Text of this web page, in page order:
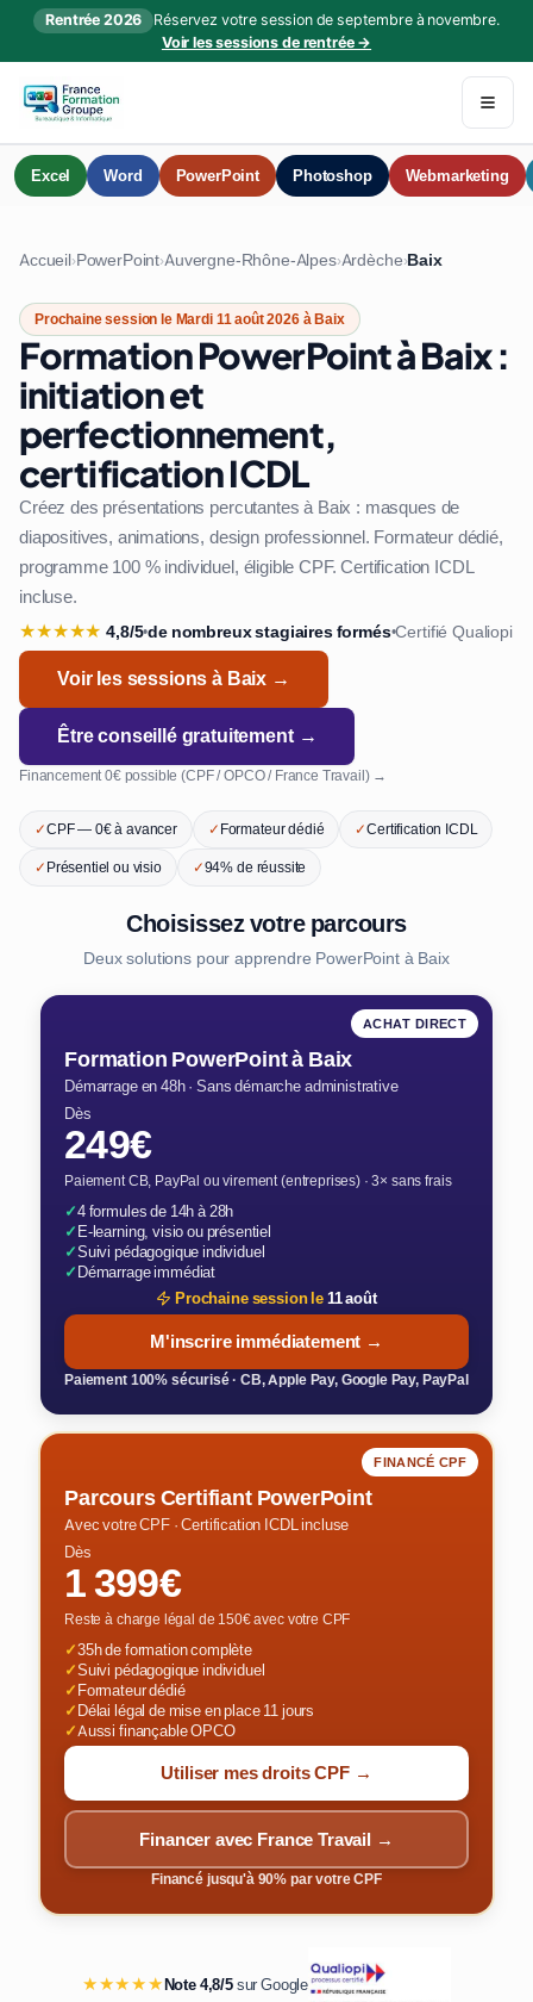
Rentrée 2026
Réservez votre session de septembre à novembre.
Voir les sessions de rentrée →
Excel Word PowerPoint Photoshop Webmarketing
Accueil›PowerPoint›Auvergne-Rhône-Alpes›Ardèche›Baix
Prochaine session le Mardi 11 août 2026 à Baix
Formation PowerPoint à Baix :
initiation et
perfectionnement,
certification ICDL
Créez des présentations percutantes à Baix : masques de
diapositives, animations, design professionnel. Formateur dédié,
programme 100 % individuel, éligible CPF. Certification ICDL
incluse.
★★★★★ 4,8/5•de nombreux stagiaires formés•Certifié Qualiopi
Voir les sessions à Baix →
Être conseillé gratuitement →
Financement 0€ possible (CPF / OPCO / France Travail) →
✓CPF — 0€ à avancer ✓Formateur dédié ✓Certification ICDL
✓Présentiel ou visio ✓94% de réussite
Choisissez votre parcours
Deux solutions pour apprendre PowerPoint à Baix
ACHAT DIRECT
Formation PowerPoint à Baix
Démarrage en 48h · Sans démarche administrative
Dès
249€
Paiement CB, PayPal ou virement (entreprises) · 3× sans frais
✓4 formules de 14h à 28h
✓E-learning, visio ou présentiel
✓Suivi pédagogique individuel
✓Démarrage immédiat
Prochaine session le11 août
M'inscrire immédiatement →
Paiement 100% sécurisé · CB, Apple Pay, Google Pay, PayPal
FINANCÉ CPF
Parcours Certifiant PowerPoint
Avec votre CPF · Certification ICDL incluse
Dès
1 399€
Reste à charge légal de 150€ avec votre CPF
✓35h de formation complète
✓Suivi pédagogique individuel
✓Formateur dédié
✓Délai légal de mise en place 11 jours
✓Aussi finançable OPCO
Utiliser mes droits CPF →
Financer avec France Travail →
Financé jusqu'à 90% par votre CPF
★★★★★Note 4,8/5sur Google